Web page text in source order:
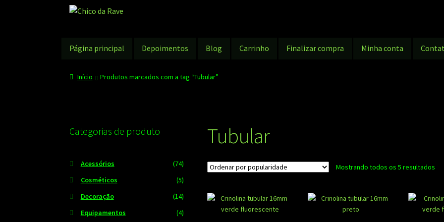
Pular
Pular
conteúdo
Página principal Depoimentos Blog Carrinho Finalizar compra Minha conta
Início Produtos marcados com a tag “Tubular”
Tubular
Mostrando todos os 5 resultados
Categorias de produto
Acessórios
(74)
Cosméticos
(5)
Decoração
(14)
Equipamentos
(4)